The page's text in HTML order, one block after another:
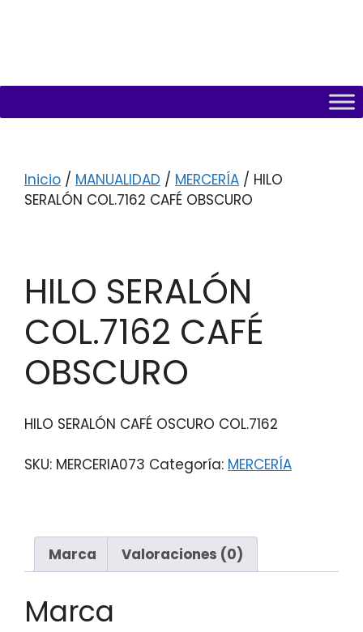
Inicio / MANUALIDAD / MERCERÍA / HILO
SERALÓN COL.7162 CAFÉ OBSCURO
HILO SERALÓN
COL.7162 CAFÉ
OBSCURO
HILO SERALÓN CAFÉ OSCURO COL.7162
SKU: MERCERIA073 Categoría: MERCERÍA
Marca Valoraciones (0)
Marca